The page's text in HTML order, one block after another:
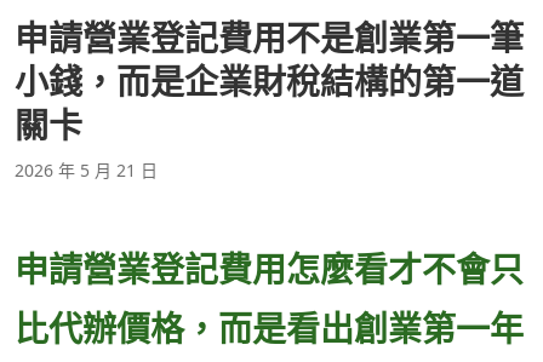
申請營業登記費用不是創業第一筆
小錢，而是企業財稅結構的第一道
關卡
2026 年 5 月 21 日
申請營業登記費用怎麼看才不會只
比代辦價格，而是看出創業第一年